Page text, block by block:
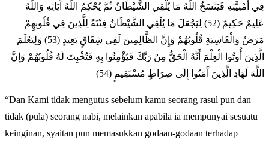
فِي أُمْنِيَّتِهِ فَيَنْسَخُ اللَّهُ مَا يُلْقِي الشَّيْطَانُ ثُمَّ يُحْكِمُ اللَّهُ آَيَاتِهِ وَاللَّهُ
عَلِيمٌ حَكِيمٌ (52) لِيَجْعَلَ مَا يُلْقِي الشَّيْطَانُ فِتْنَةً لِلَّذِينَ فِي قُلُوبِهِمْ
مَرَضٌ وَالْقَاسِيَةِ قُلُوبُهُمْ وَإِنَّ الظَّالِمِينَ لَفِي شِقَاقٍ بَعِيدٍ (53) وَلِيَعْلَمَ
الَّذِينَ أُوتُوا الْعِلْمَ أَنَّهُ الْحَقُّ مِنْ رَبِّكَ فَيُؤْمِنُوا بِهِ فَتُخْبِتَ لَهُ قُلُوبُهُمْ وَإِنَّ
اللَّهَ لَهَادِ الَّذِينَ آَمَنُوا إِلَى صِرَاطٍ مُسْتَقِيمٍ (54)
“Dan Kami tidak mengutus sebelum kamu seorang rasul pun dan
tidak (pula) seorang nabi, melainkan apabila ia mempunyai sesuatu
keinginan, syaitan pun memasukkan godaan-godaan terhadap